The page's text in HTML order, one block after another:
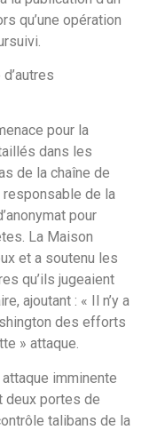
qu’une opération
pour la
dans les
de la chaîne de
responsable de la
pour
La Maison
et a soutenu les
qu’ils jugeaient
ajoutant : « Il n’y a
des efforts
» attaque.
imminente
deux portes de
talibans de la